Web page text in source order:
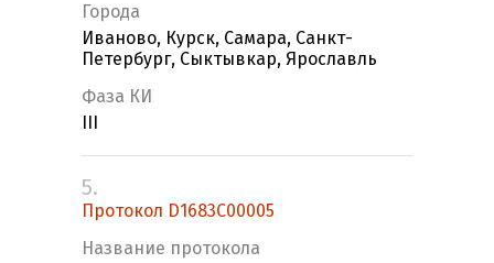
Города
Иваново, Курск, Самара, Санкт-
Петербург, Сыктывкар, Ярославль
Фаза КИ
5.
Протокол D1683C00005
Название протокола